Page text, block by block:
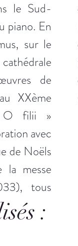
le Sud-
piano. En
sur le
de
XXème
O filii »
avec
de Noëls
la messe
tous
: